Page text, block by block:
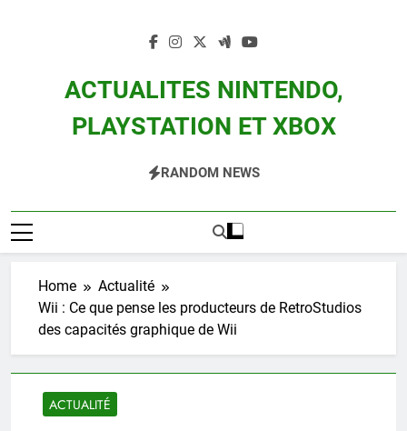
ACTUALITES NINTENDO,
PLAYSTATION ET XBOX
Zelda, Splatoon, Pokemon Entre Autres
RANDOM NEWS
Home
Actualité
Wii : Ce que pense les producteurs de RetroStudios
des capacités graphique de Wii
ACTUALITÉ